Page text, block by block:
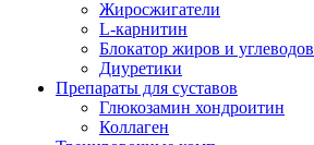
Жиросжигатели
L-карнитин
Блокатор жиров и углеводов
Диуретики
Препараты для суставов
Глюкозамин хондроитин
Коллаген